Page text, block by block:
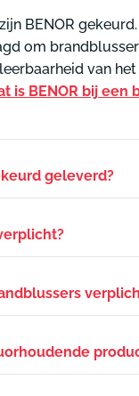
BENOR
om
van
is BENOR bij een
geleverd?